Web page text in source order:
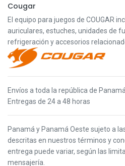
Cougar
El equipo para juegos de COUGAR
auriculares, estuches, unidades de
refrigeración y accesorios
Envíos a toda la república de Panamá
Entregas de 24 a 48 horas
Panamá y Panamá Oeste sujeto a
descritas en nuestros términos y
entrega puede variar, según las
mensajería.